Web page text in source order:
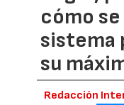
cómo
sistema
su
Redacción